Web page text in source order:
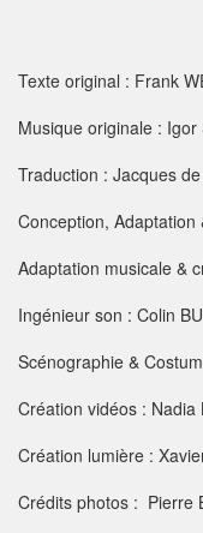
Texte original : Frank
Musique originale : Igor
Traduction : Jacques
Conception, Adaptation
Adaptation musicale &
Ingénieur son : Colin
Scénographie &
Création vidéos : Nadia
Création lumière :
Crédits photos : Pierre